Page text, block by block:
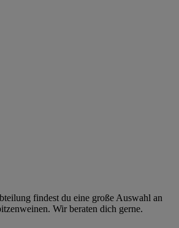
findest du eine große Auswahl an
Wir beraten dich gerne.